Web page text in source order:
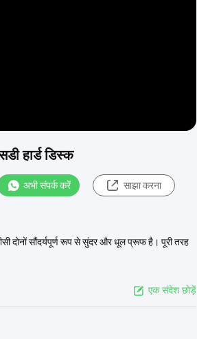
हार्ड डिस्क
अभी संपर्क करें साझा करना
दोनों सौंदर्यपूर्ण रूप से सुंदर और धूल प्रूफ है। पूरी तरह
एक संदेश छोड़ें